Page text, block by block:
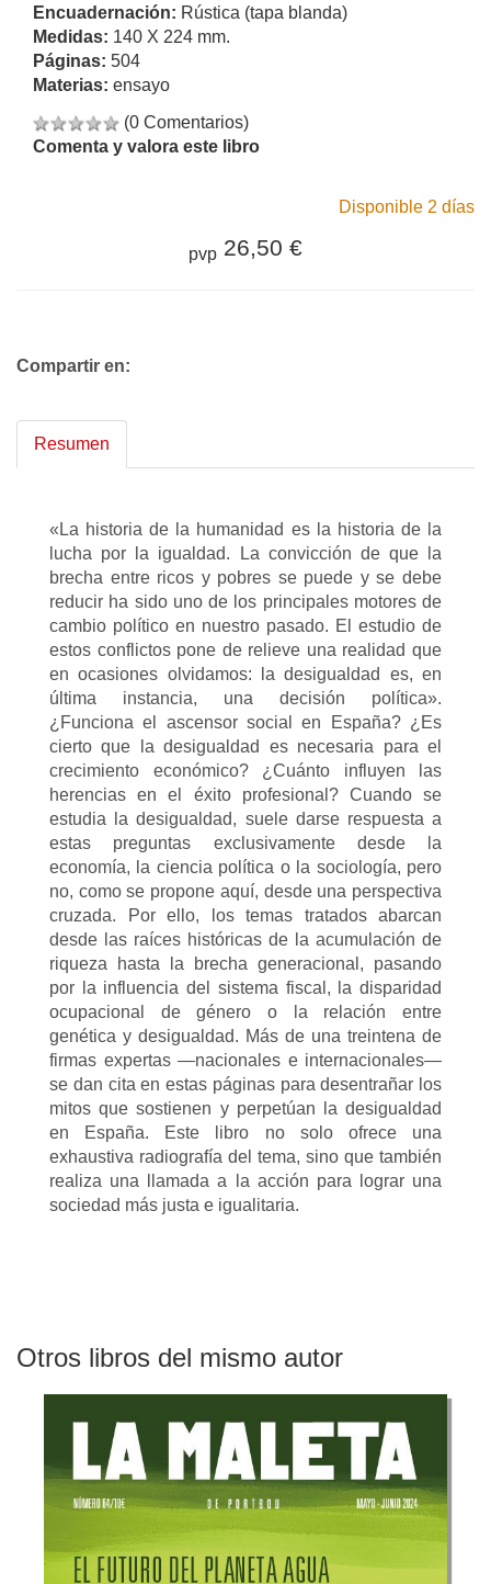
Encuadernación: Rústica (tapa blanda)
Medidas: 140 X 224 mm.
Páginas: 504
Materias: ensayo
(0 Comentarios)
Comenta y valora este libro
Disponible 2 días
pvp 26,50 €
Compartir en:
Resumen
«La historia de la humanidad es la historia de la
lucha por la igualdad. La convicción de que la
brecha entre ricos y pobres se puede y se debe
reducir ha sido uno de los principales motores de
cambio político en nuestro pasado. El estudio de
estos conflictos pone de relieve una realidad que
en ocasiones olvidamos: la desigualdad es, en
última instancia, una decisión política».
¿Funciona el ascensor social en España? ¿Es
cierto que la desigualdad es necesaria para el
crecimiento económico? ¿Cuánto influyen las
herencias en el éxito profesional? Cuando se
estudia la desigualdad, suele darse respuesta a
estas preguntas exclusivamente desde la
economía, la ciencia política o la sociología, pero
no, como se propone aquí, desde una perspectiva
cruzada. Por ello, los temas tratados abarcan
desde las raíces históricas de la acumulación de
riqueza hasta la brecha generacional, pasando
por la influencia del sistema fiscal, la disparidad
ocupacional de género o la relación entre
genética y desigualdad. Más de una treintena de
firmas expertas —nacionales e internacionales—
se dan cita en estas páginas para desentrañar los
mitos que sostienen y perpetúan la desigualdad
en España. Este libro no solo ofrece una
exhaustiva radiografía del tema, sino que también
realiza una llamada a la acción para lograr una
sociedad más justa e igualitaria.
Otros libros del mismo autor